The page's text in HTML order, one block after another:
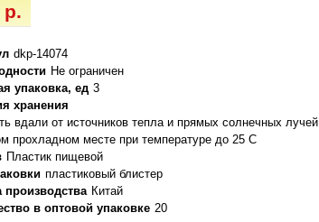
р.
dkp-14074
Не ограничен
упаковка, ед 3
хранения
вдали от источников тепла и прямых солнечных лучей
прохладном месте при температуре до 25 С
Пластик пищевой
пластиковый блистер
производства Китай
в оптовой упаковке 20